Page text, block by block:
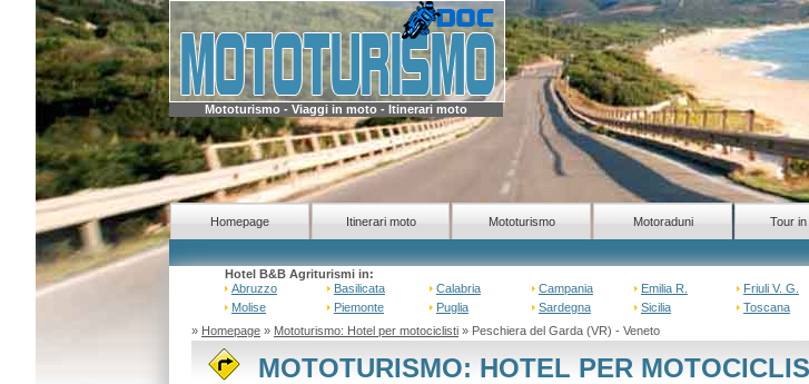
Mototurismo - Viaggi in moto - Itinerari moto
Homepage Itinerari moto Mototurismo Motoraduni Tour
Hotel B&B Agriturismi in:
Abruzzo
Basilicata Calabria Campania Emilia R. Friuli V. G.
Molise
Piemonte Puglia Sardegna Sicilia Toscana
» Homepage» Mototurismo: Hotel per motociclisti» Peschiera del Garda (VR) - Veneto
MOTOTURISMO: HOTEL PER